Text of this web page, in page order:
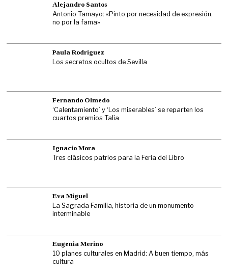
Alejandro Santos
Antonio Tamayo: «Pinto por necesidad de expresión,
no por la fama»
Paula Rodríguez
Los secretos ocultos de Sevilla
Fernando Olmedo
‘Calentamiento’ y ‘Los miserables’ se reparten los
cuartos premios Talía
Ignacio Mora
Tres clásicos patrios para la Feria del Libro
Eva Miguel
La Sagrada Familia, historia de un monumento
interminable
Eugenia Merino
10 planes culturales en Madrid: A buen tiempo, más
cultura